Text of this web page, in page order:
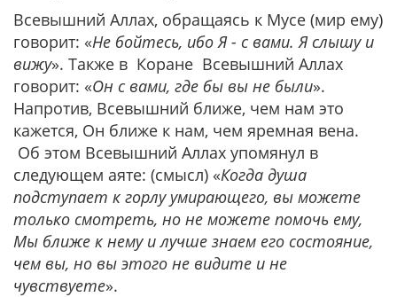
Всевышний Аллах, обращаясь к Мусе (мир ему)
говорит: «Не бойтесь, ибо Я - с вами. Я слышу и
вижу». Также в Коране Всевышний Аллах
говорит: «Он с вами, где бы вы не были».
Напротив, Всевышний ближе, чем нам это
кажется, Он ближе к нам, чем яремная вена.
Об этом Всевышний Аллах упомянул в
следующем аяте: (смысл) «Когда душа
подступает к горлу умирающего, вы можете
только смотреть, но не можете помочь ему,
Мы ближе к нему и лучше знаем его состояние,
чем вы, но вы этого не видите и не
чувствуете».